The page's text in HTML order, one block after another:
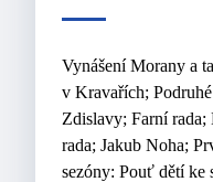
Vynášení Morany a
v Kravařích;
Zdislavy; Farní rada;
rada; Jakub Noha;
sezóny: Pouť dětí ke